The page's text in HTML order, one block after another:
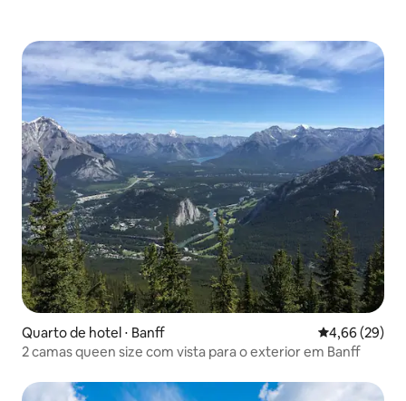
Quarto de hotel ⋅ Banff 4,66 de uma
4,66 (29)
2 camas queen size com vista para o exterior em Banff